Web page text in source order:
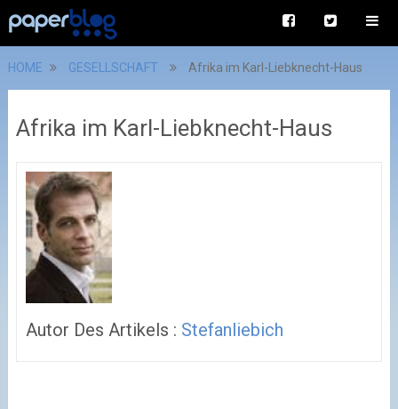
HOME GESELLSCHAFT Afrika im Karl-Liebknecht-Haus
Afrika im Karl-Liebknecht-Haus
Autor Des Artikels : Stefanliebich